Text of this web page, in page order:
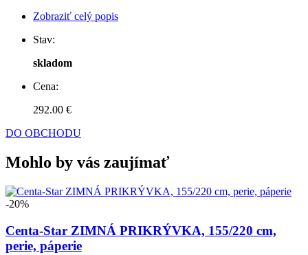
Zobraziť celý popis
Stav:
skladom
Cena:
292.00 €
DO OBCHODU
Mohlo by vás zaujímať
-20%
Centa-Star ZIMNÁ PRIKRÝVKA, 155/220 cm,
perie, páperie